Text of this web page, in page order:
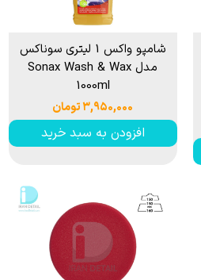
شامپو واکس 1 لیتری سوناکس
مدل Sonax Wash & Wax
1000ml
۳,۹۵۰,۰۰۰ تومان
افزودن به سبد خرید